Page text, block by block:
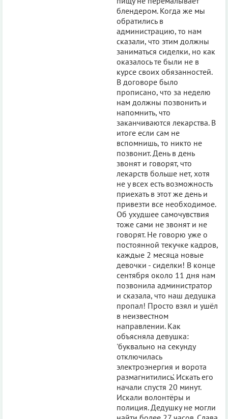
блендером. Когда же мы
обратились в
администрацию, то нам
сказали, что этим должны
заниматься сиделки, но как
оказалось те были не в
курсе своих обязанностей.
В договоре было
прописано, что за неделю
нам должны позвонить и
напомнить, что
заканчиваются лекарства. В
итоге если сам не
вспомнишь, то никто не
позвонит. День в день
звонят и говорят, что
лекарств больше нет, хотя
не у всех есть возможность
приехать в этот же день и
привезти все необходимое.
Об ухудшее самочувствия
тоже сами не звонят и не
говорят. Не говорю уже о
постоянной текучке кадров,
каждые 2 месяца новые
девочки - сиделки! В конце
сентября около 11 дня нам
позвонила администратор
и сказала, что наш дедушка
пропал! Просто взял и ушёл
в неизвестном
направлении. Как
объясняла девушка:
'буквально на секунду
отключилась
электроэнергия и ворота
размагнитились'. Искать его
начали спустя 20 минут.
Искали волонтёры и
полиция. Дедушку не могли